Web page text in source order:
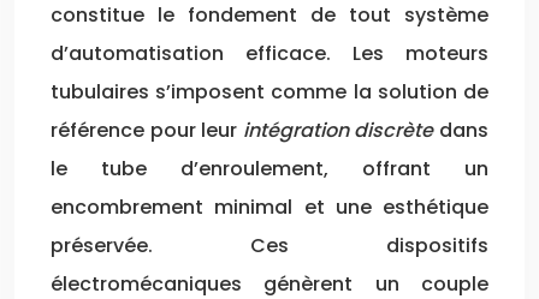
constitue le fondement de tout système
d’automatisation efficace. Les moteurs
tubulaires s’imposent comme la solution de
référence pour leur intégration discrètedans
le tube d’enroulement, offrant un
encombrement minimal et une esthétique
préservée. Ces dispositifs
électromécaniques génèrent un couple